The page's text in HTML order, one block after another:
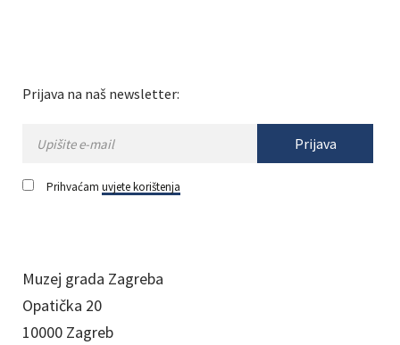
Prijava na naš newsletter:
Prijava
Prihvaćam uvjete korištenja
Muzej grada Zagreba
Opatička 20
10000 Zagreb